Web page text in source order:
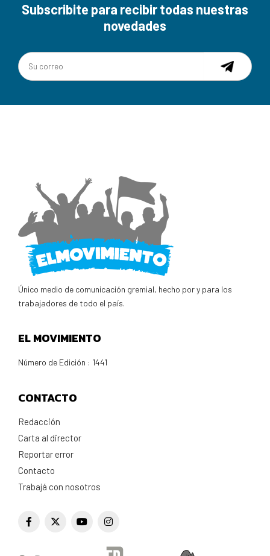
Subscribite para recibir todas nuestras
novedades
Único medio de comunicación gremial, hecho por y para los
trabajadores de todo el país.
EL MOVIMIENTO
Número de Edición : 1441
CONTACTO
Redacción
Carta al director
Reportar error
Contacto
Trabajá con nosotros